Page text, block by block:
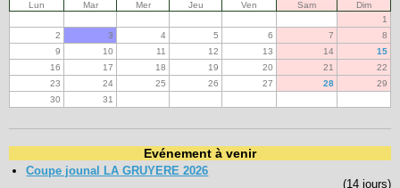
Lun Mar Mer Jeu Ven Sam
Dim
1
2
3 4 5 6 7
8
9
10 11 12 13 14
15
16
17 18 19 20 21
22
23
24 25 26 27 28
29
30
31
Evénement à venir
Coupe jounal LA GRUYERE 2026
(14 jours)